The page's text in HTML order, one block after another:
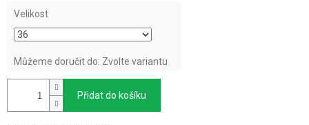
Velikost
Můžeme doručit do: Zvolte variantu
Přidat do košíku